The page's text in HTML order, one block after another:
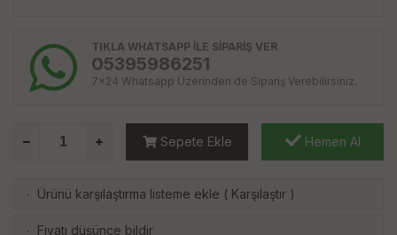
TIKLA WHATSAPP İLE SİPARİŞ VER
05395986251
7x24 Whatsapp Üzerinden de Sipariş Verebilirsiniz.
Sepete Ekle Hemen Al
· Ürünü karşılaştırma listeme ekle ( Karşılaştır )
· Fiyatı düşünce bildir